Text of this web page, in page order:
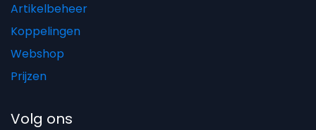
Artikelbeheer
Koppelingen
Webshop
Prijzen
Volg ons